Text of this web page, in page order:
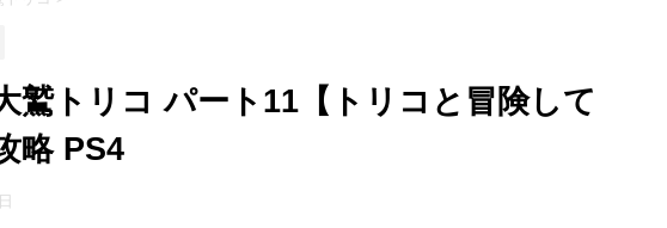
鷲トリコ パート11【トリコと冒険して
略 PS4